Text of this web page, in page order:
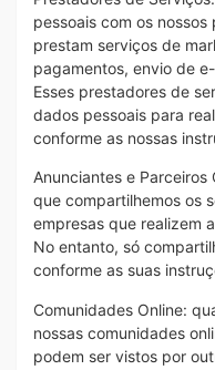
pessoais com os
prestam serviços de
pagamentos, envio de
Esses prestadores de
dados pessoais para
conforme as nossas
Anunciantes e
que compartilhemos os
empresas que realizem
No entanto, só
conforme as suas
Comunidades Online:
nossas comunidades
podem ser vistos por